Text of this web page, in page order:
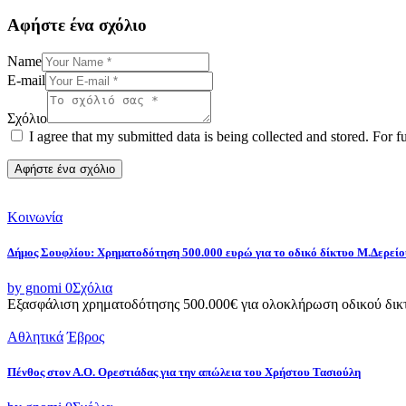
Αφήστε ένα σχόλιο
Name
E-mail
Σχόλιο
I agree that my submitted data is being collected and stored. For
Κοινωνία
Δήμος Σουφλίου: Χρηματοδότηση 500.000 ευρώ για το οδικό δίκτυο
by gnomi 0Σχόλια
Εξασφάλιση χρηματοδότησης 500.000€ για ολοκλήρωση οδικού
Αθλητικά Έβρος
Πένθος στον Α.Ο. Ορεστιάδας για την απώλεια του Χρήστου Τασιούλη